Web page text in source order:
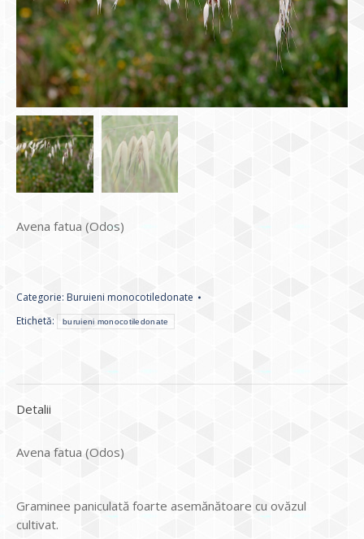
Avena fatua (Odos)
Categorie: Buruieni monocotiledonate
Etichetă:
buruieni monocotiledonate
Detalii
Avena fatua (Odos)
Graminee paniculată foarte asemănătoare cu ovăzul
cultivat.